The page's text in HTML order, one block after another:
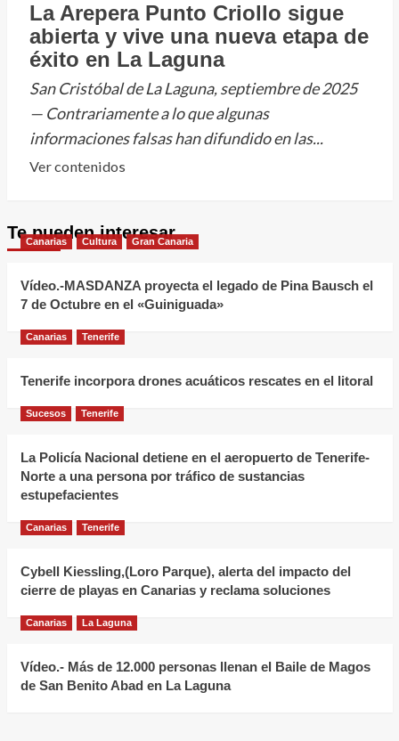
La Arepera Punto Criollo sigue
abierta y vive una nueva etapa de
éxito en La Laguna
San Cristóbal de La Laguna, septiembre de 2025
— Contrariamente a lo que algunas
informaciones falsas han difundido en las...
Ver contenidosLeer
La
Arepera
Punto
Criollo
abierta
vive
etapa
de
en
Laguna
Te pueden interesar
Canarias Cultura Gran Canaria
Vídeo.-MASDANZA proyecta el legado de Pina Bausch el
7 de Octubre en el «Guiniguada»
Canarias Tenerife
Tenerife incorpora drones acuáticos rescates en el litoral
Sucesos Tenerife
La Policía Nacional detiene en el aeropuerto de Tenerife-
Norte a una persona por tráfico de sustancias
estupefacientes
Canarias Tenerife
Cybell Kiessling,(Loro Parque), alerta del impacto del
cierre de playas en Canarias y reclama soluciones
Canarias La Laguna
Vídeo.- Más de 12.000 personas llenan el Baile de Magos
de San Benito Abad en La Laguna